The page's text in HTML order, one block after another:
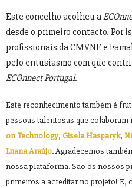
Este concelho acolheu a
desde o primeiro contacto. Por
profissionais da CMVNF e
pelo entusiasmo com que
ECOnnect Portugal.
Este reconhecimento também é
pessoas talentosas que colaboram
on Technology, Gisela Hasparyk,
Luana Araújo. Agradecemos
nossa plataforma. São os nossos
primeiros a acreditar no projeto! E,